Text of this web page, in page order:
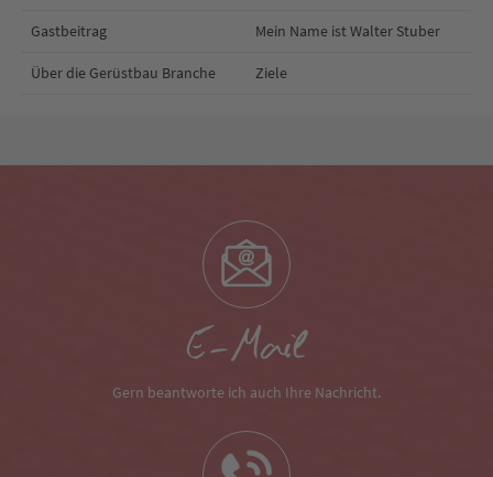
Gastbeitrag Mein Name ist Walter Stuber
Über die Gerüstbau Branche Ziele
E-Mail
Gern beantworte ich auch Ihre Nachricht.